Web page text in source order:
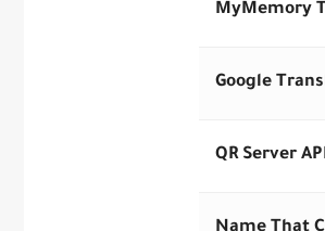
MyMemory
Google
QR Server